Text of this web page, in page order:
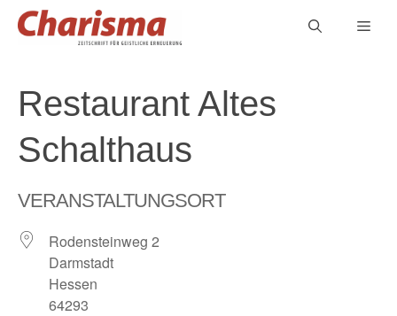
Zum
Inhalt
Restaurant Altes
Schalthaus
VERANSTALTUNGSORT
Rodensteinweg 2
Darmstadt
Hessen
64293